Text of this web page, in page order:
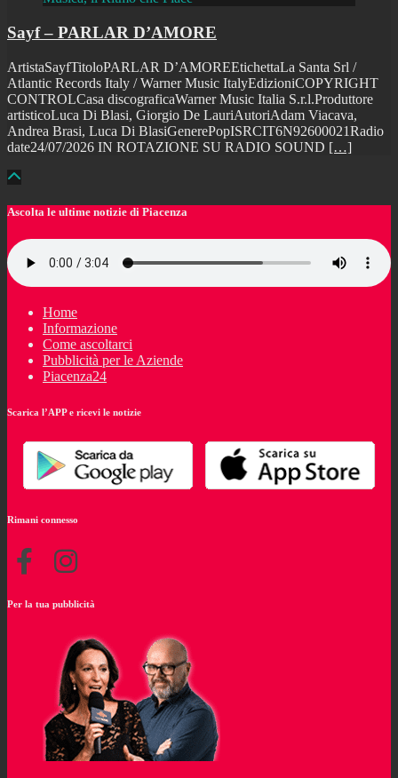
Sayf – PARLAR D’AMORE
ArtistaSayfTitoloPARLAR D’AMOREEtichettaLa Santa Srl /
Atlantic Records Italy / Warner Music ItalyEdizioniCOPYRIGHT
CONTROLCasa discograficaWarner Music Italia S.r.l.Produttore
artisticoLuca Di Blasi, Giorgio De LauriAutoriAdam Viacava,
Andrea Brasi, Luca Di BlasiGenerePopISRCIT6N92600021Radio
date24/07/2026 IN ROTAZIONE SU RADIO SOUND […]
Ascolta le ultime notizie di Piacenza
Home
Informazione
Come ascoltarci
Pubblicità per le Aziende
Piacenza24
Scarica l’APP e ricevi le notizie
Rimani connesso
Per la tua pubblicità